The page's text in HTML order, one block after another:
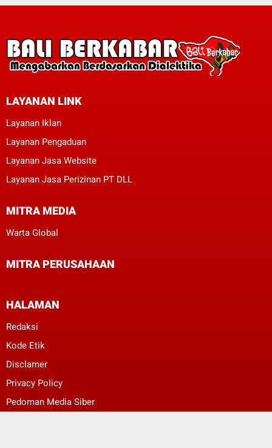
LAYANAN LINK
Layanan Iklan
Layanan Pengaduan
Layanan Jasa Website
Layanan Jasa Perizinan PT DLL
MITRA MEDIA
Warta Global
MITRA PERUSAHAAN
HALAMAN
Redaksi
Kode Etik
Disclamer
Privacy Policy
Pedoman Media Siber